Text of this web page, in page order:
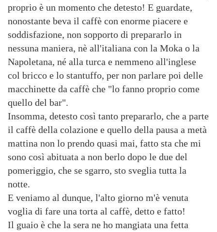
proprio è un momento che detesto! E guardate,
nonostante beva il caffè con enorme piacere e
soddisfazione, non sopporto di prepararlo in
nessuna maniera, nè all'italiana con la Moka o la
Napoletana, né alla turca e nemmeno all'inglese
col bricco e lo stantuffo, per non parlare poi delle
macchinette da caffè che "lo fanno proprio come
quello del bar".
Insomma, detesto così tanto prepararlo, che a parte
il caffè della colazione e quello della pausa a metà
mattina non lo prendo quasi mai, fatto sta che mi
sono così abituata a non berlo dopo le due del
pomeriggio, che se sgarro, sto sveglia tutta la
notte.
E veniamo al dunque, l'alto giorno m'è venuta
voglia di fare una torta al caffè, detto e fatto!
Il guaio è che la sera ne ho mangiata una fetta